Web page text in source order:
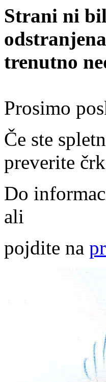
Strani ni
trenutno
Prosimo
Če ste
preverite
Do
ali
pojdite na